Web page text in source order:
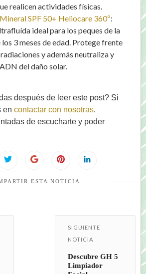
realicen actividades físicas.
SPF 50+ Heliocare 360º:
ideal para los peques de la
los 3 meses de edad. Protege frente
y además neutraliza y
del daño solar.
después de leer este post? Si
en contactar con nosotras.
de escucharte y poder
ESTA NOTICIA
SIGUIENTE
NOTICIA
Descubre GH 5
Limpiador